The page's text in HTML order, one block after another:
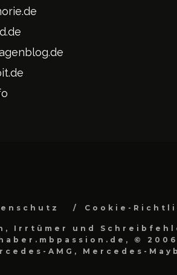
Cookie-
Irrtümer und
©
AMG, Mercedes-